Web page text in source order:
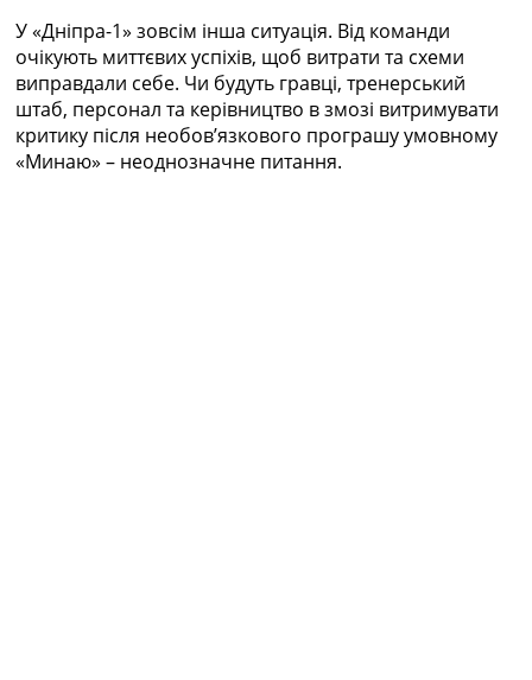
У «Дніпра-1» зовсім інша ситуація. Від команди
очікують миттєвих успіхів, щоб витрати та схеми
виправдали себе. Чи будуть гравці, тренерський
штаб, персонал та керівництво в змозі витримувати
критику після необов’язкового програшу умовному
«Минаю» – неоднозначне питання.